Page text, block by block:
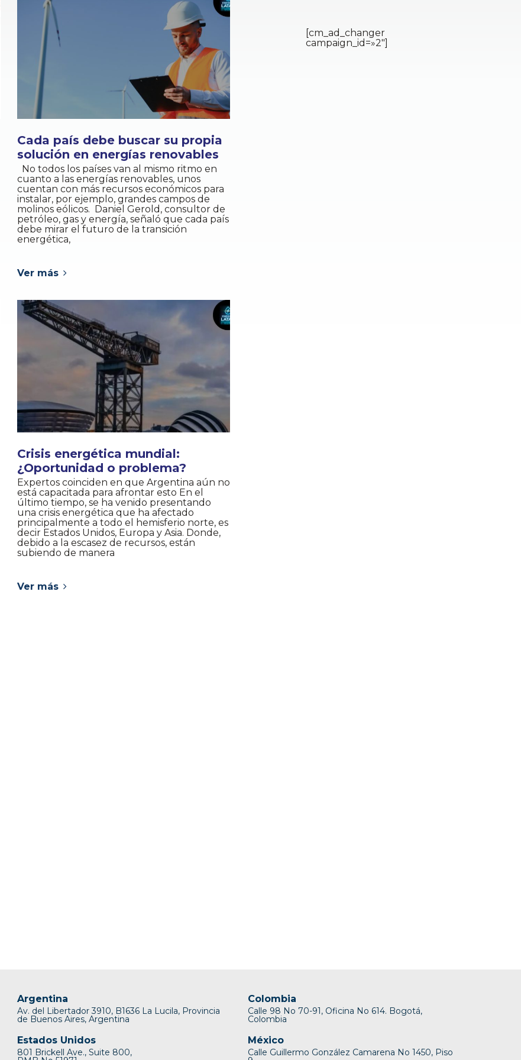
Cada país debe buscar su propia
solución en energías renovables
No todos los países van al mismo ritmo en
cuanto a las energías renovables, unos
cuentan con más recursos económicos para
instalar, por ejemplo, grandes campos de
molinos eólicos. Daniel Gerold, consultor de
petróleo, gas y energía, señaló que cada país
debe mirar el futuro de la transición
energética,
Ver más
Crisis energética mundial:
¿Oportunidad o problema?
Expertos coinciden en que Argentina aún no
está capacitada para afrontar esto En el
último tiempo, se ha venido presentando
una crisis energética que ha afectado
principalmente a todo el hemisferio norte, es
decir Estados Unidos, Europa y Asia. Donde,
debido a la escasez de recursos, están
subiendo de manera
Ver más
[cm_ad_changer
campaign_id=»2″]
Argentina
Av. del Libertador 3910, B1636 La Lucila, Provincia
de Buenos Aires, Argentina
Estados Unidos
801 Brickell Ave., Suite 800,
Colombia
Calle 98 No 70-91, Oficina No 614. Bogotá,
Colombia
México
Calle Guillermo González Camarena No 1450, Piso